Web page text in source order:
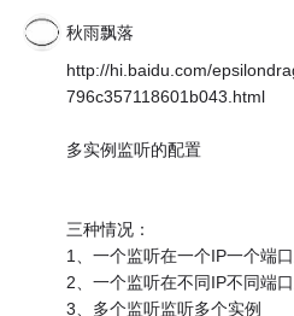
秋雨飘落
http://hi.baidu.com/
796c357118601b043.html
多实例监听的配置
三种情况：
1、一个监听在一个IP一个端
2、一个监听在不同IP不同端
3、多个监听监听多个实例